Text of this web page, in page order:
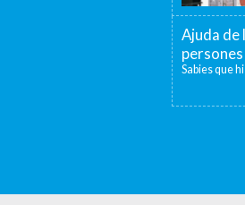
Ajuda de
Sabies que